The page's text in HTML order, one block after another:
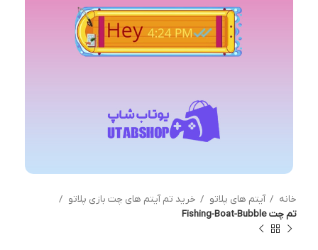
خانه آیتم های پلاتو
خرید تم آیتم های چت بازی پلاتو
تم چت Fishing-Boat-Bubble